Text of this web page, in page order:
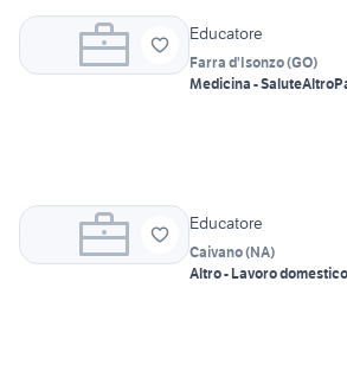
Educatore
Farra d'Isonzo(GO)
Medicina - SaluteAltro
Educatore
Caivano(NA)
Altro - Lavoro domestico